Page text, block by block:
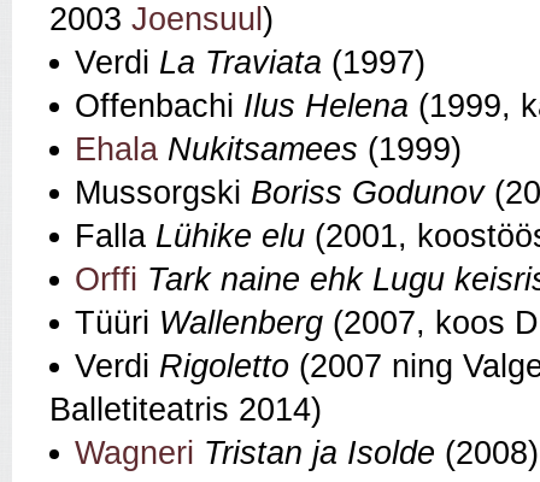
2003 Joensuul )
Verdi La Traviata (1997)
Offenbachi Ilus Helena (1999,
Ehala Nukitsamees (1999)
Mussorgski Boriss Godunov
Falla Lühike elu (2001,
Orffi Tark naine ehk Lugu
Tüüri Wallenberg (2007, koos
Verdi Rigoletto (2007 ning
Balletiteatris 2014)
Wagneri Tristan ja Isolde (2008)